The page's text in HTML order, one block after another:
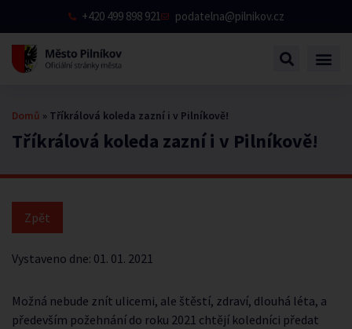
+420 499 898 921 podatelna@pilnikov.cz
Tříkrálová koleda zazní i v Pilníkově!
Domů » Tříkrálová koleda zazní i v Pilníkově!
Vystaveno dne: 01. 01. 2021
Možná nebude znít ulicemi, ale štěstí, zdraví, dlouhá léta, a
především požehnání do roku 2021 chtějí koledníci předat